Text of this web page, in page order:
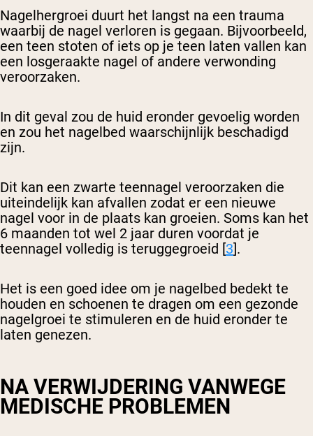
Nagelhergroei duurt het langst na een trauma
waarbij de nagel verloren is gegaan. Bijvoorbeeld,
een teen stoten of iets op je teen laten vallen kan
een losgeraakte nagel of andere verwonding
veroorzaken.
In dit geval zou de huid eronder gevoelig worden
en zou het nagelbed waarschijnlijk beschadigd
zijn.
Dit kan een zwarte teennagel veroorzaken die
uiteindelijk kan afvallen zodat er een nieuwe
nagel voor in de plaats kan groeien. Soms kan het
6 maanden tot wel 2 jaar duren voordat je
teennagel volledig is teruggegroeid [3].
Het is een goed idee om je nagelbed bedekt te
houden en schoenen te dragen om een gezonde
nagelgroei te stimuleren en de huid eronder te
laten genezen.
NA VERWIJDERING VANWEGE
MEDISCHE PROBLEMEN